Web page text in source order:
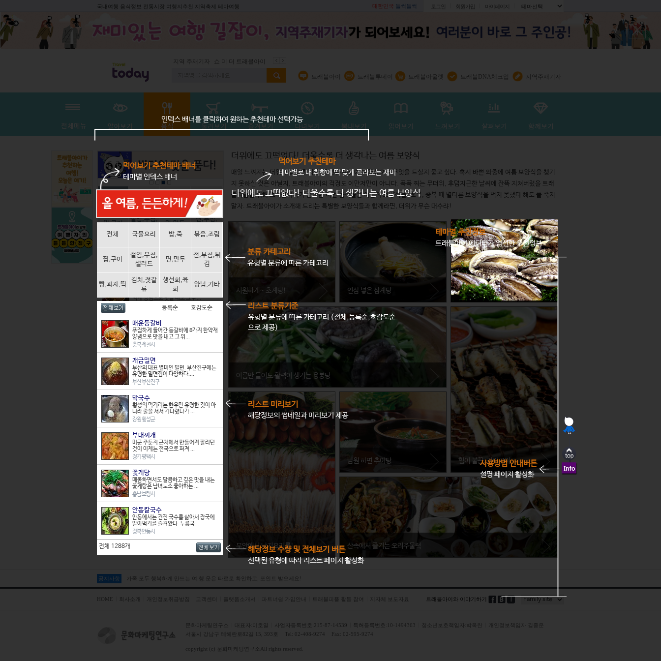
국내여행 음식정보 전통시장 여행지추천 지역축제 테마여행 대한민국 들썩들썩 로그인 회원가입 마이페이지
지역 주재기자 쇼 미 더 트래블아이
트래블아이 트래블투데이 트래블아울렛 트래블DNA체크업 지역주재기자
전체 국물요리 밥,죽 볶음,조림
찜,구이
절임,무침,
면,만두
전,부침,
류
양념,기타
매운등갈비
푸짐하게 들어간 등갈비에 8가지 한
약재 양념으로 맛을 내고 그 위...
개금밀면
부산의 대표 별미인 밀면. 부산진구에
는 유명한 밀면집이 다양하다....
부산 부산진구
막국수
횡성의 먹거리는 한우만 유명한 것이
아니라 줄을 서서 기다렸다가 ...
강원 횡성군
부대찌개
미군 주둔지 근처에서 만들어져 팔리
던 것이 이제는 전국으로 퍼져 ...
경기 평택시
꽃게탕
매콤하면서도 달콤하고 깊은 맛을 내
는 꽃게탕은 남녀노소 좋아하는 ...
충남 보령시
안동칼국수
안동에서는 건진 국수를 삶아서 장국
에 말아먹기를 즐겨왔다. 누름국...
경북 안동시
의령 소바(메밀국수)
일본의 소바를 우리나라 식으로 개량
한 음식인 메밀국수는 가다랭이 ...
경남 의령군
익산에는 아구찜 전문점이 많은데, 다
칡을 재료로 하여 면을 뽑는 칡국수는
막국수와 맛과 모양이 비슷해...
오래전 충남 논산에서 천연기념물인
오골계를 식용으로 개량한 ‘연산...
전체 1288개
더위에도 끄떡없다! 더울수록 더 생각나는 여름 보양식
매일 느껴지는 더위가 남다른 지금, 우선은 복날에 보양식으로 무엇을 드실지 묻고 싶다. 혹시 바쁜 와중에 여름 보양식을 챙기
지 못하신 것은 아닐지, 트래블아이의 걱정도 이만저만이 아니다. 푹푹 찌는 무더위, 후덥지근한 날씨에 잔뜩 지쳐버렸을 트래
블피플을 위해 트래블아이가 준비한 이번 음식들은 여름의 보양식들. 초복, 중복 때 별다른 보양식을 먹지 못했다 해도 풀 죽지
말자. 트래블아이가 소개해 드리는 특별한 보양식들과 함께라면, 더위가 무슨 대수랴!
이름만 들어도 활력이 생기는 용봉탕
충청북도 영동군
영동은 소백산맥을 중심으로 한 높은 산들이 많고 자연경관이 수려해 많은 관광객들
의 발길을 끈다. 자연이 아름다운 영동에선 마치 왕이 된 듯한 음식을 먹을 수 있는데
그 중 대표적인 것이 바로 용봉탕!
힘이 불끈, 장어구이
전라남도 여수시
에 장어구이 맛집들이 산재해 있지만,
트래블아이가 추천하고 싶은 것은 여
시원하게~ 초계탕!
경기도 동두천시
살얼음이 동동 뜨는 시원한 육수에 기
름기가 빠진 닭고기를 얹은 초계탕, 몸
에 좋을 뿐더러 시원하기까지 하다.
무안에서 낙지요리를!
인삼 넣은 삼계탕
충청남도 금산군
삼계탕엔 원래 인삼이 들어가는 것 아
니냐고? 인삼에도 급이 있다. 금산 인
삼이 들어갔다면 삼계탕 중에서도 으
남원 하면 추어탕
전라북도 남원시
남원 하면 추어탕, 추어탕 하면 남원이
다. 섬진강 미꾸라지로 만든 추어탕,
생각만 해도 침이 꿀꺽 넘어간다.
산속에서 즐기는 오리주물럭
양평에서라면 오리고기를 산채요리들과 함께 먹을 수 있다. 알칼리성 육류로 분류되
는 오리고기는 불포화지방산이 풍부하며, 피부 미용에도 아주 좋다는 사실!
진도 진복 맛 볼까?
전라남도 진도군
진도는 전복이 자라기에 최적 조건을
갖췄다. 바다의 황제라 불리는 전복,
진도에서라면 마음껏 맛볼 수 있다.
공지사항 가족 모두 행복하게 만드는 여.행.운은 타로로 확인하고, 포인트 받으세요!
HOME 회사소개 개인정보취급방침 고객센터 플랫폼소개서 파트너쉽 가입안내 트래블피플 활동 참여 지자체 보도자료 트래블아이와 이야기하기
문화마케팅연구소 대표자:이호열 사업자등록번호:215-87-14539 특허등록번호:10-1494363 청소년보호책임자:박옥란
개인정보책임자:김종운
서울시 강남구 테헤란로82길 15, 393호
Tel: 02-408-9274 Fax: 02-595-9274
copyright (c) 문화마케팅연구소 All rights reserved.
인덱스 배너를 클릭하여 원하는 추천테마 선택가능
먹어보기 추천테마 배너
테마별 인덱스 배너
분류 카테고리
유형별 분류에 따른 카테고리
전체 국물요리 밥,죽 볶음,조림
찜,구이
절임,무침,
샐러드
면,만두
전,부침,튀
김
빵,과자,떡
김치,젓갈
류
생선회,육
회
양념,기타
등록순 호감도순
매운등갈비
푸짐하게 들어간 등갈비에 8가지 한약재
양념으로 맛을 내고 그 위...
충북 제천시
개금밀면
부산의 대표 별미인 밀면. 부산진구에는
유명한 밀면집이 다양하다....
부산 부산진구
막국수
횡성의 먹거리는 한우만 유명한 것이 아
니라 줄을 서서 기다렸다가 ...
강원 횡성군
부대찌개
미군 주둔지 근처에서 만들어져 팔리던
것이 이제는 전국으로 퍼져 ...
경기 평택시
꽃게탕
매콤하면서도 달콤하고 깊은 맛을 내는
꽃게탕은 남녀노소 좋아하는 ...
충남 보령시
안동칼국수
안동에서는 건진 국수를 삶아서 장국에
말아먹기를 즐겨왔다. 누름국...
경북 안동시
전체 1288개
리스트 분류기준
유형별 분류에 따른 카테고리 (전체,등록순,호감도순
으로 제공)
리스트 미리보기
해당정보의 썸네일과 미리보기 제공
해당정보 수량 및 전체보기 버튼
선택된 유형에 따라 리스트 페이지 활성화
먹어보기 추천테마
테마별로 내 취향에 딱 맞게 골라보는 재미
더위에도 끄떡없다! 더울수록 더 생각나는 여름 보양식
사용방법 안내버튼
설명 페이지 활성화
테마별 추천정보
트래블아이 에디터가 엄선한 추천정보